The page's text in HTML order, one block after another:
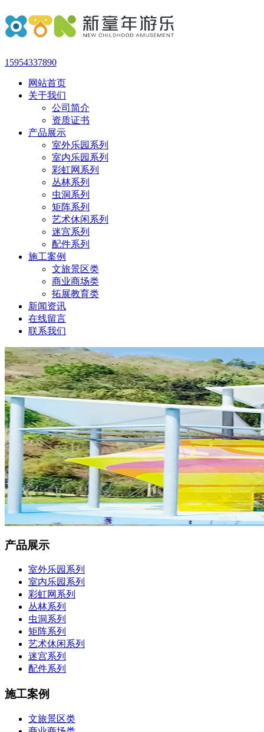
15954337890
网站首页
关于我们
公司简介
资质证书
产品展示
室外乐园系列
室内乐园系列
彩虹网系列
丛林系列
虫洞系列
矩阵系列
艺术休闲系列
迷宫系列
配件系列
施工案例
文旅景区类
商业商场类
拓展教育类
新闻资讯
在线留言
联系我们
产品展示
室外乐园系列
室内乐园系列
彩虹网系列
丛林系列
虫洞系列
矩阵系列
艺术休闲系列
迷宫系列
配件系列
施工案例
文旅景区类